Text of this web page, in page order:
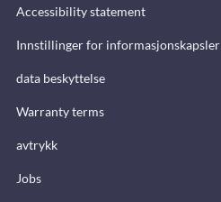
Accessibility statement
Innstillinger for informasjonskapsler
data beskyttelse
Warranty terms
avtrykk
Jobs